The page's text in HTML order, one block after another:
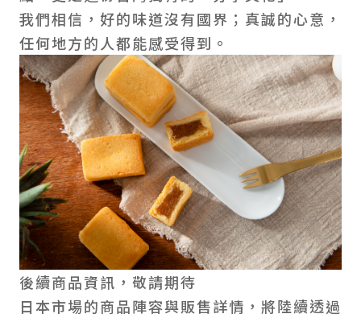
我們相信，好的味道沒有國界；真誠的心意，
任何地方的人都能感受得到。
後續商品資訊，敬請期待
日本市場的商品陣容與販售詳情，將陸續透過